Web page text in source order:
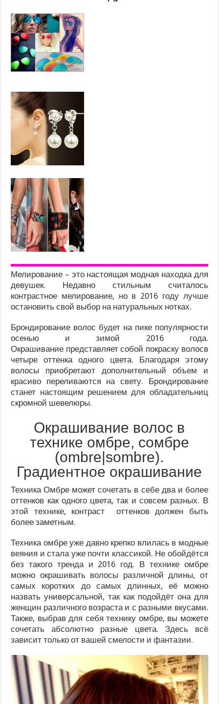
Мелирование – это настоящая модная находка для
девушек. Недавно стильным считалось
контрастное мелирование, но в 2016 году лучше
остановить свой выбор на натуральных нотках.
Брондирование волос будет на пике популярности
осенью и зимой 2016 года.
Окрашивание представляет собой покраску волосв
четыре оттенка одного цвета. Благодаря этому
волосы приобретают дополнительный объем и
красиво переливаются на свету. Брондирование
станет настоящим решением для обладательниц
скромной шевелюры.
Окрашивание волос в
технике омбре, сомбре
(ombre|sombre).
Градиентное окрашивание
Техника Омбре может сочетать в себе два и более
оттенков как одного цвета, так и совсем разных. В
этой технике, контраст оттенков должен быть
более заметным.
Техника омбре уже давно крепко влилась в модные
веяния и стала уже почти классикой. Не обойдётся
без такого тренда и 2016 год. В технике омбре
можно окрашивать волосы различной длины, от
самых коротких до самых длинных, её можно
назвать универсальной, так как подойдёт она для
женщин различного возраста и с разными вкусами.
Также, выбрав для себя технику омбре, вы можете
сочетать абсолютно разные цвета. Здесь всё
зависит только от вашей смелости и фантазии.